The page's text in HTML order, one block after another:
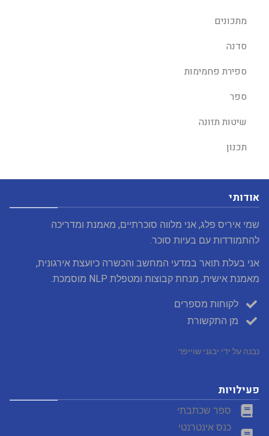
מתכונים
סדנה
ספירת פחמימות
ספר
שיטות תזונה
תכנון
אודותי
שמי איריס פלג, אני מלווה סוכרתיים, מאמנת ומדריכה
להתמודדות עם בעיות סוכר.
אני בעלת תואר במדעי המחשב והכשרה כיועצת אירגונית,
מאמנת אישית, מנחת קבוצות ומטפלת NLP מוסמכת.
לקוחות מספרים
מן התקשורת
נבנה על ידי יבגני שוייפר
פעילויות
ספר שכתבתי
כנס אינטרנטי